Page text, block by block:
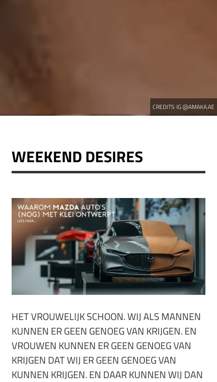
CREDITS: IG @AMAKA.AE
WEEKEND DESIRES
HET VROUWELIJK SCHOON. WIJ ALS MANNEN
KUNNEN ER GEEN GENOEG VAN KRIJGEN. EN
VROUWEN KUNNEN ER GEEN GENOEG VAN
KRIJGEN DAT WIJ ER GEEN GENOEG VAN
KUNNEN KRIJGEN. EN DAAR KUNNEN WIJ DAN